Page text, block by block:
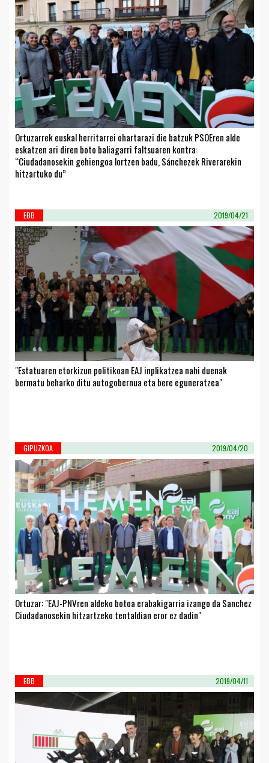
Ortuzarrek euskal herritarrei ohartarazi die batzuk PSOEren alde
eskatzen ari diren boto baliagarri faltsuaren kontra:
“Ciudadanosekin gehiengoa lortzen badu, Sánchezek Riverarekin
hitzartuko du”
EBB 2019/04/21
"Estatuaren etorkizun politikoan EAJ inplikatzea nahi duenak
bermatu beharko ditu autogobernua eta bere eguneratzea"
GIPUZKOA 2019/04/20
Ortuzar: "EAJ-PNVren aldeko botoa erabakigarria izango da Sanchez
Ciudadanosekin hitzartzeko tentaldian eror ez dadin"
EBB 2019/04/11